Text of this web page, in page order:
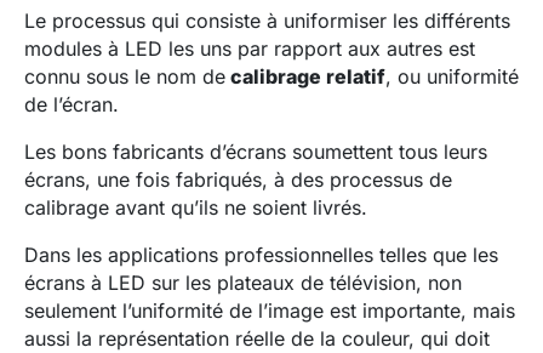
Le processus qui consiste à uniformiser les différents
modules à LED les uns par rapport aux autres est
connu sous le nom de calibrage relatif, ou uniformité
de l’écran.
Les bons fabricants d’écrans soumettent tous leurs
écrans, une fois fabriqués, à des processus de
calibrage avant qu’ils ne soient livrés.
Dans les applications professionnelles telles que les
écrans à LED sur les plateaux de télévision, non
seulement l’uniformité de l’image est importante, mais
aussi la représentation réelle de la couleur, qui doit